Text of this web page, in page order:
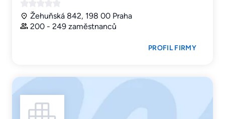
Žehuňská 842, 198 00 Praha
200 - 249 zaměstnanců
PROFIL FIRMY